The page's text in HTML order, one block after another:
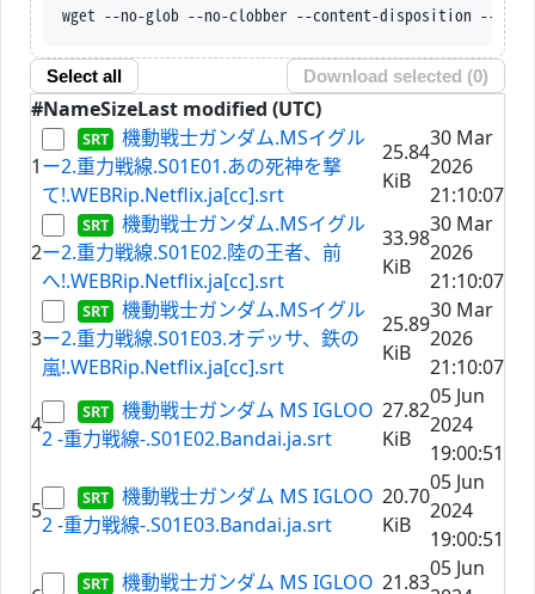
wget --no-glob --no-clobber --content-disposition --trust-server-names --
Select all Download selected (0)
#NameSizeLast modified (UTC)
1
機動戦士ガンダム.MSイグル
ー2.重力戦線.S01E01.あの死神を撃
て!.WEBRip.Netflix.ja[cc].srt
25.84
KiB
30 Mar
2026
21:10:07
2
機動戦士ガンダム.MSイグル
ー2.重力戦線.S01E02.陸の王者、前
へ!.WEBRip.Netflix.ja[cc].srt
33.98
KiB
30 Mar
2026
21:10:07
3
機動戦士ガンダム.MSイグル
ー2.重力戦線.S01E03.オデッサ、鉄の
嵐!.WEBRip.Netflix.ja[cc].srt
25.89
KiB
30 Mar
2026
21:10:07
4
機動戦士ガンダム MS IGLOO
2 -重力戦線-.S01E02.Bandai.ja.srt
27.82
KiB
05 Jun
2024
19:00:51
5
機動戦士ガンダム MS IGLOO
2 -重力戦線-.S01E03.Bandai.ja.srt
20.70
KiB
05 Jun
2024
19:00:51
機動戦士ガンダム MS IGLOO 21.83
05 Jun